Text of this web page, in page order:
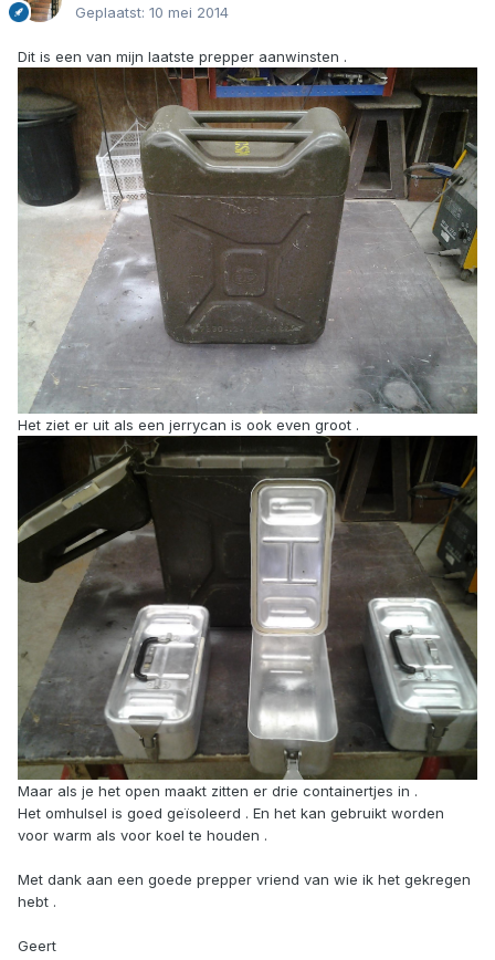
Geplaatst: 10 mei 2014
Dit is een van mijn laatste prepper aanwinsten .
Het ziet er uit als een jerrycan is ook even groot .
Maar als je het open maakt zitten er drie containertjes in .
Het omhulsel is goed geïsoleerd . En het kan gebruikt worden
voor warm als voor koel te houden .
Met dank aan een goede prepper vriend van wie ik het gekregen
hebt .
Geert